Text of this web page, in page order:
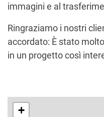
immagini e al
Ringraziamo i nostri
accordato: È stato
in un progetto così
+